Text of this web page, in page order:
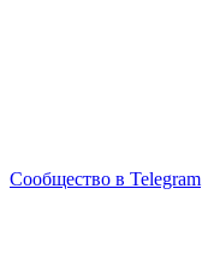
Сообщество в Telegram